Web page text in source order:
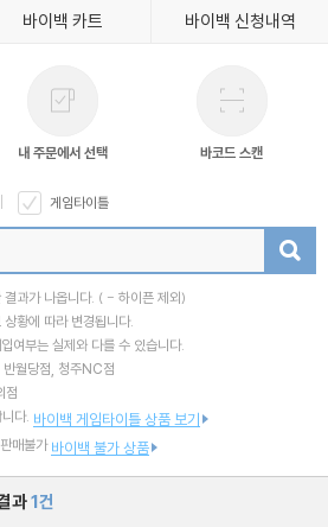
바이백 카트 바이백 신청내역
내 주문에서 선택 바코드 스캔
게임타이틀
과가 나옵니다. ( - 하이픈 제외)
황에 따라 변경됩니다.
여부는 실제와 다를 수 있습니다.
반월당점, 청주NC점
점
다. 바이백 게임타이틀 상품 보기
매불가 바이백 불가 상품
과1건